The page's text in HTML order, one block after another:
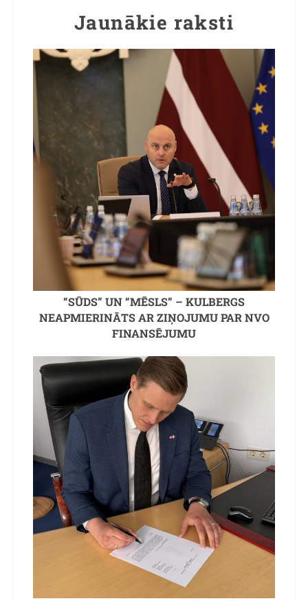
Jaunākie raksti
“SŪDS” UN “MĒSLS” – KULBERGS
NEAPMIERINĀTS AR ZIŅOJUMU PAR NVO
FINANSĒJUMU